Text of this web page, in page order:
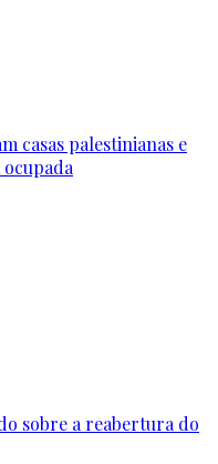
casas palestinianas e
sobre a reabertura do